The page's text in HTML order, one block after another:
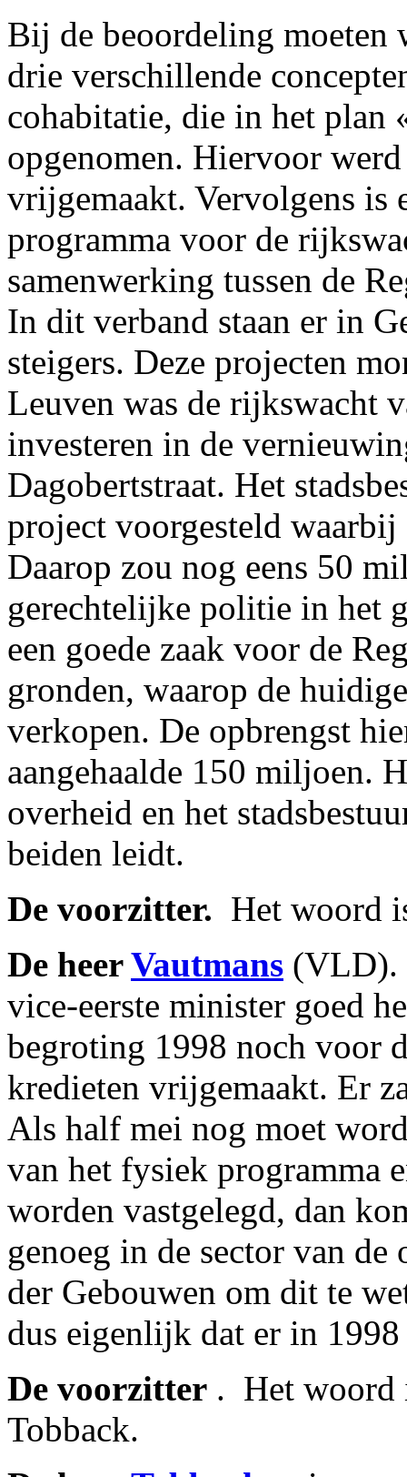
Bij de beoordeling moeten
drie verschillende
cohabitatie, die in het
opgenomen. Hiervoor
vrijgemaakt. Vervolgens is
programma voor de
samenwerking tussen de
In dit verband staan er in
steigers. Deze projecten
Leuven was de rijkswacht
investeren in de
Dagobertstraat. Het
project voorgesteld
Daarop zou nog eens 50
gerechtelijke politie in het
een goede zaak voor de
gronden, waarop de
verkopen. De opbrengst
aangehaalde 150 miljoen.
overheid en het
beiden leidt.
De voorzitter.
Het woord
De heerVautmans (VLD).
vice-eerste minister goed
begroting 1998 noch voor
kredieten vrijgemaakt. Er
Als half mei nog moet
van het fysiek programma
worden vastgelegd, dan
genoeg in de sector van de
der Gebouwen om dit te
dus eigenlijk dat er in
De voorzitter . ­ Het woord
Tobback.